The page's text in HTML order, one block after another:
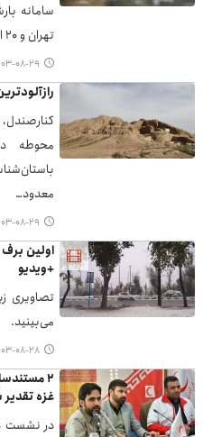
سامانه
تهران و ۲۰ استان دیگر ادامه دارد.
۱۴۰۳-۰۸-۲۹
محوطه
معدود…
۱۴۰۳-۰۸-۲۹
اولین
+ویدیو
تصاویری
می‌بینید.
۱۴۰۳-۰۸-۲۸
۲
غزه
در نشست